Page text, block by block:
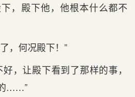
，殿下他，他根本什么都不
，何况殿下！”
，让殿下看到了那样的事，
……”